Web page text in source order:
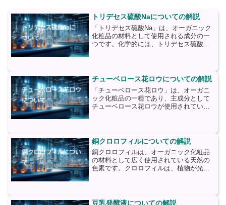
トリデセス硫酸Naについての解説
「トリデセス硫酸Na」は、オーガニック
化粧品の材料として使用される成分の一
つです。化学的には、トリデセス硫酸ナ
ムの一種であり、主に...
チューベロース花ロウについての解説
「チューベロース花ロウ」は、オーガニ
ック化粧品の一種であり、主成分として
チューベロース花ロウが使用されていま
は、保湿効果が高く、肌をし...
銅クロロフィルについての解説
銅クロロフィルは、オーガニック化粧品
の材料として広く使用されている天然の
色素です。クロロフィルは、植物が光合
結合した形態であり、より...
豆乳発酵液についての解説